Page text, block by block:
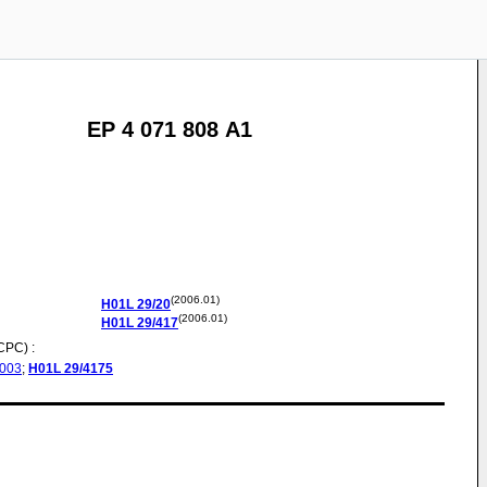
EP 4 071 808 A1
H01L 29/20(2006.01)
H01L 29/417(2006.01)
:
; H01L 29/4175